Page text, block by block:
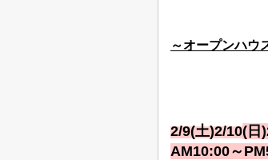
～オープンハウ
2/9(土)2/10(日
AM10:00～